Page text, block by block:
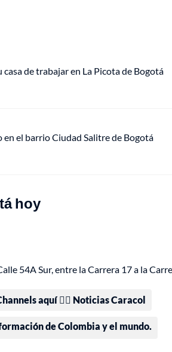
de trabajar en La Picota de Bogotá
el barrio Ciudad Salitre de Bogotá
hoy
54A Sur, entre la Carrera 17 a la
aquí 👉🏻 Noticias Caracol
de Colombia y el mundo.